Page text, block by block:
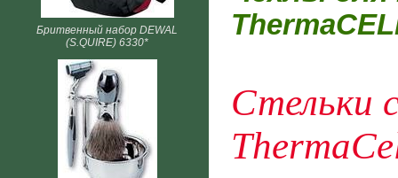
Бритвенный набор DEWAL
(S.QUIRE) 6330*
Стельки